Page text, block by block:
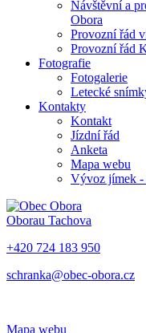
Návštěvní a
Obora
Provozní řád
Provozní řád
Fotografie
Fotogalerie
Letecké
Kontakty
Kontakt
Jízdní řád
Anketa
Mapa webu
Vývoz jímek -
Oborau Tachova
+420 724 183 950
schranka@obec-obora.cz
Mapa webu